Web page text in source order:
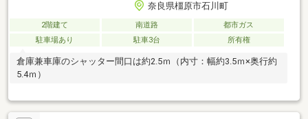
奈良県橿原市石川町
2階建て 南道路
都市ガス
駐車場あり
駐車3台 所有権
倉庫兼車庫のシャッター間口は約2.5ｍ（内寸：幅約3.5ｍ×奥行約
5.4ｍ）